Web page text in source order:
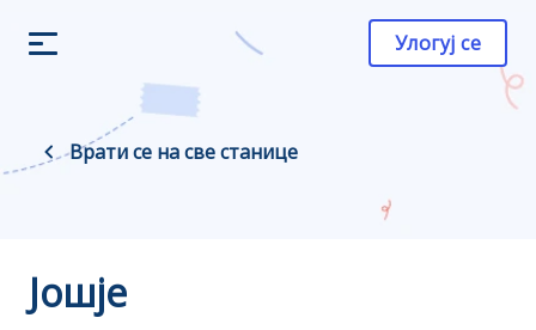
Улогуј се
Врати се на све станице
Јошје